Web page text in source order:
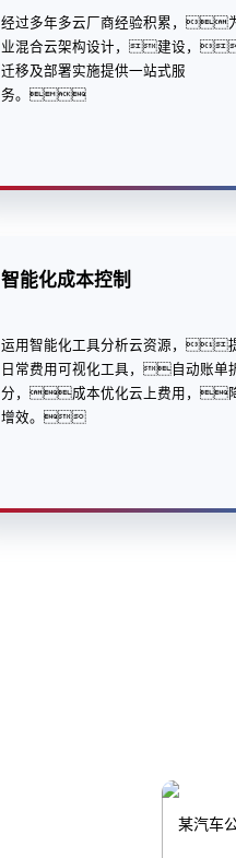
经过多年多云厂商经验积累，
业混合云架构设计，建设，
迁移及部署实施提供一站式服
务。
智能化成本控制
运用智能化工具分析云资源，
日常费用可视化工具，自动账单
分，成本优化云上费用，
增效。
某汽车